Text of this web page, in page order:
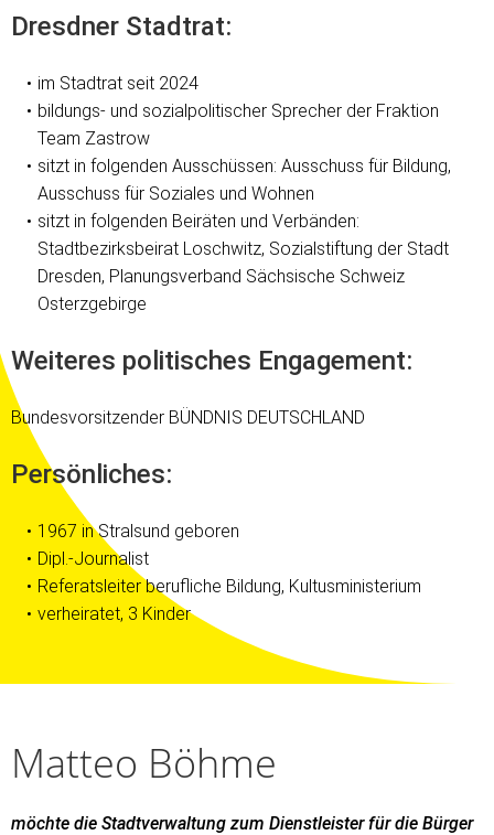
Dresdner Stadtrat:
im Stadtrat seit 2024
bildungs- und sozialpolitischer Sprecher der Fraktion
Team Zastrow
sitzt in folgenden Ausschüssen: Ausschuss für Bildung,
Ausschuss für Soziales und Wohnen
sitzt in folgenden Beiräten und Verbänden:
Stadtbezirksbeirat Loschwitz, Sozialstiftung der Stadt
Dresden, Planungsverband Sächsische Schweiz
Osterzgebirge
Weiteres politisches Engagement:
Bundesvorsitzender BÜNDNIS DEUTSCHLAND
Persönliches:
1967 in Stralsund geboren
Dipl.-Journalist
Referatsleiter berufliche Bildung, Kultusministerium
verheiratet, 3 Kinder
Matteo Böhme
möchte die Stadtverwaltung zum Dienstleister für die Bürger